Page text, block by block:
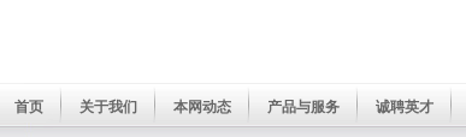
首页 关于我们 本网动态 产品与服务 诚聘英才